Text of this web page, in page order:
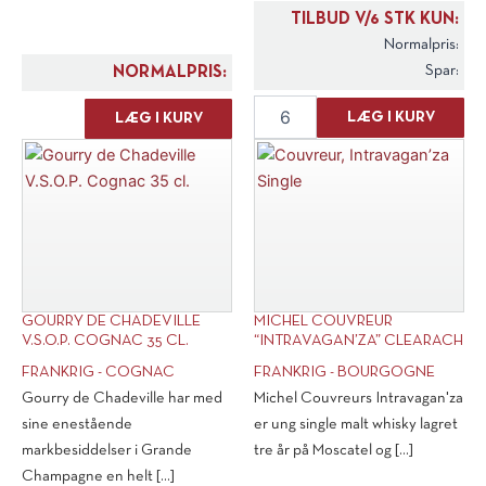
NORMALPRIS:
Chadeville
X.O.
Cognac
LÆG I KURV
TILBUD V/6 STK KUN:
Normalpris:
Spar:
Ampelidae
Quarts
de
Grand
LÆG I KURV
GOURRY DE CHADEVILLE
V.S.O.P. COGNAC 35 CL.
FRANKRIG - COGNAC
Gourry de Chadeville har med
sine enestående
markbesiddelser i Grande
Champagne en helt [...]
MICHEL COUVREUR
“INTRAVAGAN’ZA” CLEARACH
FRANKRIG - BOURGOGNE
Michel Couvreurs Intravagan'za
er ung single malt whisky lagret
tre år på Moscatel og [...]